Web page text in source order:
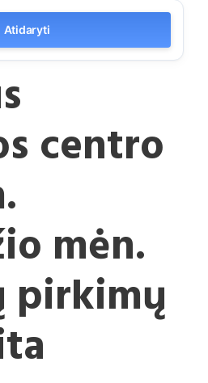
Atidaryti
centro
mėn.
pirkimų